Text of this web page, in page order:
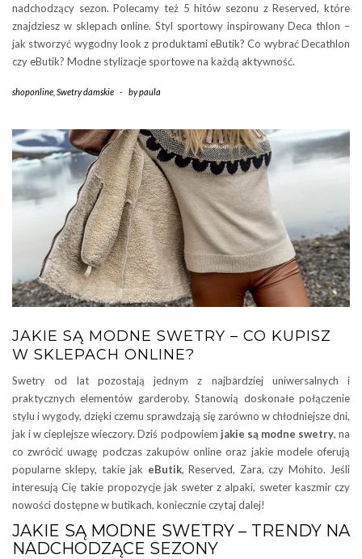
nadchodzący sezon. Polecamy też 5 hitów sezonu z Reserved, które
znajdziesz w sklepach online. Styl sportowy inspirowany Deca thlon –
jak stworzyć wygodny look z produktami eButik? Co wybrać Decathlon
czy eButik? Modne stylizacje sportowe na każdą aktywność.
shoponline Swetry damskie - bypaula
JAKIE SĄ MODNE SWETRY – CO KUPISZ
W SKLEPACH ONLINE?
Swetry od lat pozostają jednym z najbardziej uniwersalnych i
praktycznych elementów garderoby. Stanowią doskonałe połączenie
stylu i wygody, dzięki czemu sprawdzają się zarówno w chłodniejsze dni,
jak i w cieplejsze wieczory. Dziś podpowiem jakie są modne swetry, na
co zwrócić uwagę podczas zakupów online oraz jakie modele oferują
popularne sklepy, takie jak eButik, Reserved, Zara, czy Mohito. Jeśli
interesują Cię takie propozycje jak sweter z alpaki, sweter kaszmir czy
nowości dostępne w butikach, koniecznie czytaj dalej!
JAKIE SĄ MODNE SWETRY – TRENDY NA
NADCHODZĄCE SEZONY